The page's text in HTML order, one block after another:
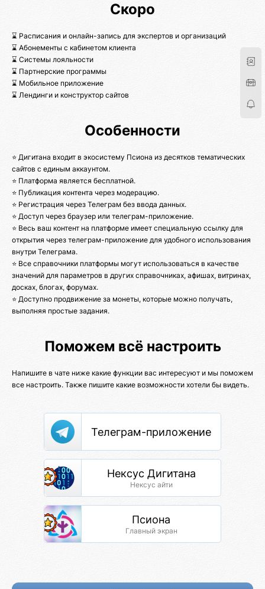
Скоро
⌛ Расписания и онлайн-запись для экспертов и организаций
⌛ Абонементы с кабинетом клиента
⌛ Системы лояльности
⌛ Партнерские программы
⌛ Мобильное приложение
⌛ Лендинги и конструктор сайтов
Особенности
⭐ Дигитана входит в экосистему Псиона из десятков тематических
сайтов с единым аккаунтом.
⭐ Платформа является бесплатной.
⭐ Публикация контента через модерацию.
⭐ Регистрация через Телеграм без ввода данных.
⭐ Доступ через браузер или телеграм-приложение.
⭐ Весь ваш контент на платформе имеет специальную ссылку для
открытия через телеграм-приложение для удобного использования
внутри Телеграма.
⭐ Все справочники платформы могут использоваться в качестве
значений для параметров в других справочниках, афишах, витринах,
досках, блогах, форумах.
⭐ Доступно продвижение за монеты, которые можно получать,
выполняя простые задания.
Поможем всё настроить
Напишите в чате ниже какие функции вас интересуют и мы поможем
все настроить. Также пишите какие возможности хотели бы видеть.
Телеграм-приложение
Нексус Дигитана
Нексус айти
Псиона
Главный экран